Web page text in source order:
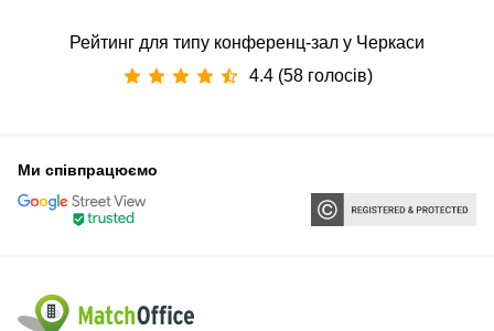
Рейтинг для типу конференц-зал у Черкаси
4.4 (58 голосів)
Ми співпрацюємо